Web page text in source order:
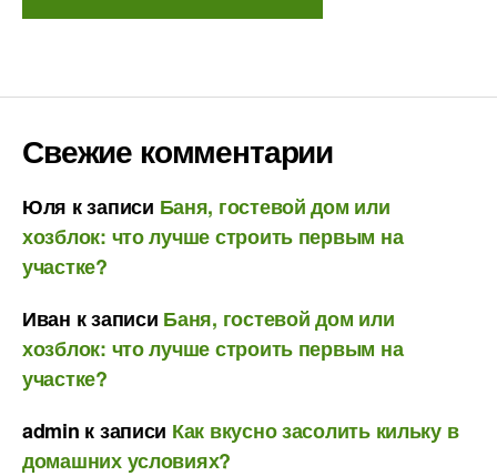
Свежие комментарии
Юля к записи Баня, гостевой дом или
хозблок: что лучше строить первым на
участке?
Иван к записи Баня, гостевой дом или
хозблок: что лучше строить первым на
участке?
admin к записи Как вкусно засолить кильку в
домашних условиях?